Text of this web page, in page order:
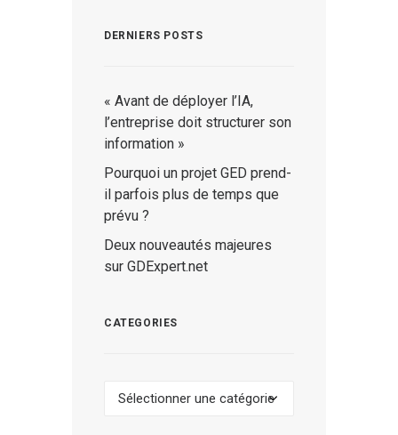
DERNIERS POSTS
« Avant de déployer l’IA,
l’entreprise doit structurer son
information »
Pourquoi un projet GED prend-
il parfois plus de temps que
prévu ?
Deux nouveautés majeures
sur GDExpert.net
CATEGORIES
Categories